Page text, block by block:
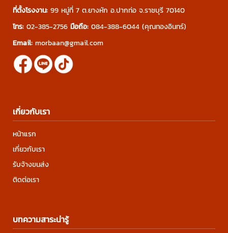
ที่ตั้งโรงงาน: 99 หมู่ที่ 7 ต.ยางหัก อ.ปากท่อ จ.ราชบุรี 70140
โทร: 02-385-2756 มือถือ: 084-388-6044 (คุณทองอินทร์)
Email: morbaan@gmail.com
เกี่ยวกับเรา
หน้าแรก
เกี่ยวกับเรา
รับจ้างขนส่ง
ติดต่อเรา
บทความสาระน่ารู้